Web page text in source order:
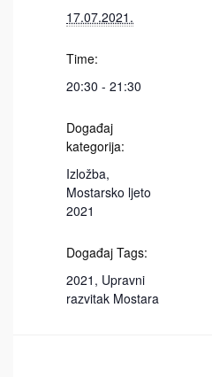
17.07.2021.
Time:
20:30 - 21:30
Događaj
kategorija:
Izložba,
Mostarsko ljeto
2021
Događaj Tags:
2021 , Upravni
razvitak Mostara